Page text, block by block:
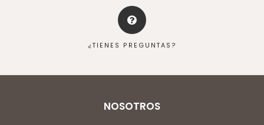
¿TIENES PREGUNTAS?
NOSOTROS